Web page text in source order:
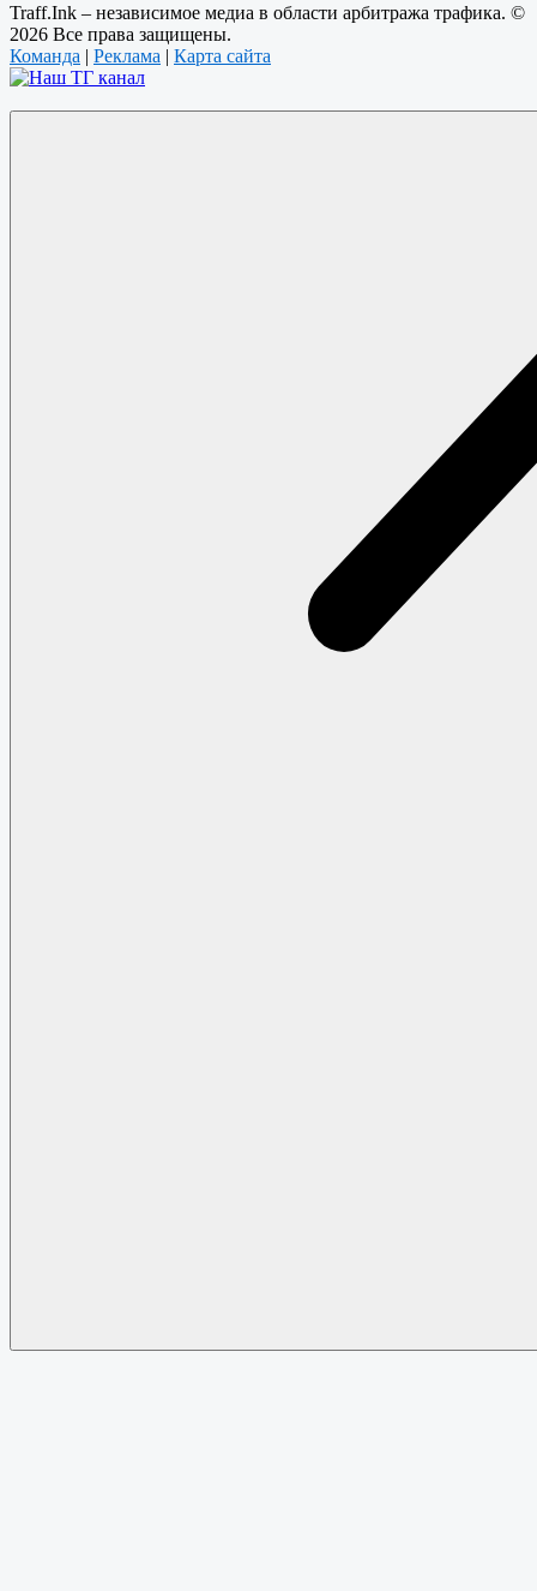
Traff.Ink – независимое медиа в области арбитража трафика. ©
2026 Все права защищены.
Команда | Реклама | Карта сайта